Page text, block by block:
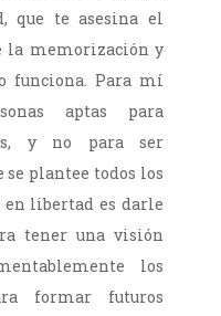
que te asesina el
la memorización y
funciona. Para mí
aptas para
y no para ser
se plantee todos los
en libertad es darle
tener una visión
los
formar futuros